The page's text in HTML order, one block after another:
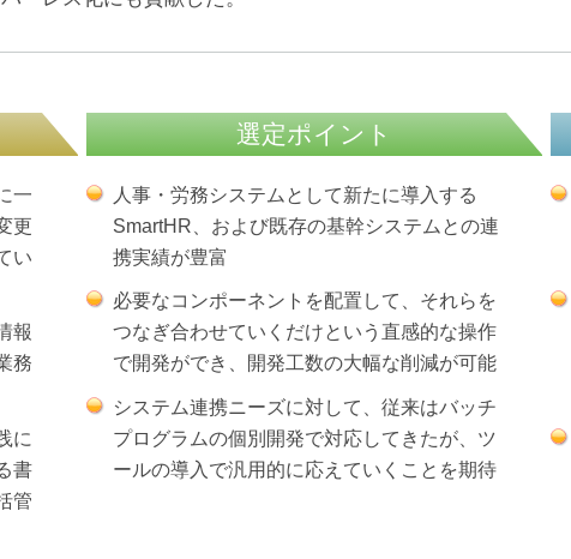
一
更
い
報
務
に
書
管
選定ポイント
人事・労務システムとして新たに導入する
SmartHR、および既存の基幹システムとの連
携実績が豊富
必要なコンポーネントを配置して、それらを
つなぎ合わせていくだけという直感的な操作
で開発ができ、開発工数の大幅な削減が可能
システム連携ニーズに対して、従来はバッチ
プログラムの個別開発で対応してきたが、ツ
ールの導入で汎用的に応えていくことを期待